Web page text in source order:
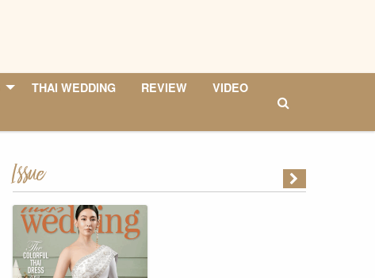
THAI WEDDING REVIEW
VIDEO
Issue